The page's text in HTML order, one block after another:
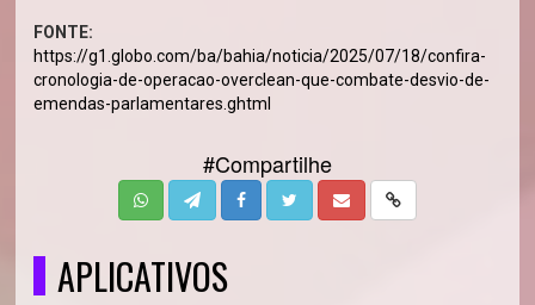
FONTE:
https://g1.globo.com/ba/bahia/noticia/2025/07/18/confira-
cronologia-de-operacao-overclean-que-combate-desvio-de-
emendas-parlamentares.ghtml
#Compartilhe
APLICATIVOS